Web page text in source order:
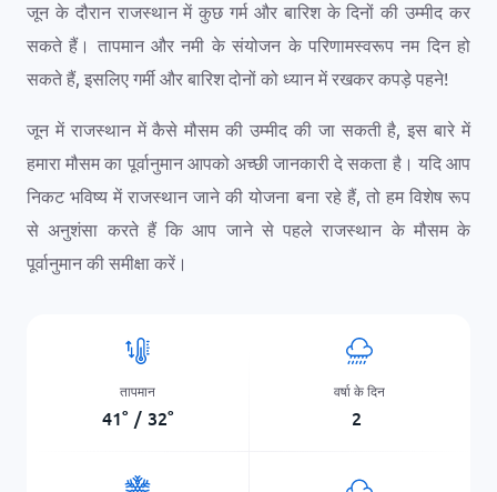
जून के दौरान राजस्थान में कुछ गर्म और बारिश के दिनों की उम्मीद कर
सकते हैं। तापमान और नमी के संयोजन के परिणामस्वरूप नम दिन हो
सकते हैं, इसलिए गर्मी और बारिश दोनों को ध्यान में रखकर कपड़े पहने!
जून में राजस्थान में कैसे मौसम की उम्मीद की जा सकती है, इस बारे में
हमारा मौसम का पूर्वानुमान आपको अच्छी जानकारी दे सकता है। यदि आप
निकट भविष्य में राजस्थान जाने की योजना बना रहे हैं, तो हम विशेष रूप
से अनुशंसा करते हैं कि आप जाने से पहले राजस्थान के मौसम के
पूर्वानुमान की समीक्षा करें।
तापमान
41° / 32°
वर्षा के दिन
2